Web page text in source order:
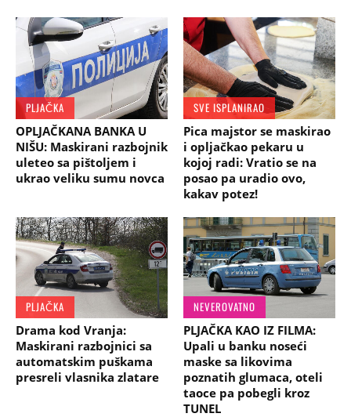
PLJAČKA
OPLJAČKANA BANKA U
NIŠU: Maskirani razbojnik
uleteo sa pištoljem i
ukrao veliku sumu novca
SVE ISPLANIRAO
Pica majstor se maskirao
i opljačkao pekaru u
kojoj radi: Vratio se na
posao pa uradio ovo,
kakav potez!
PLJAČKA
Drama kod Vranja:
Maskirani razbojnici sa
automatskim puškama
presreli vlasnika zlatare
NEVEROVATNO
PLJAČKA KAO IZ FILMA:
Upali u banku noseći
maske sa likovima
poznatih glumaca, oteli
taoce pa pobegli kroz
TUNEL